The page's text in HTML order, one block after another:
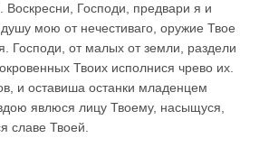
Воскресни, Господи, предвари я и
мою от нечестиваго, oружие Твое
Господи, от малых от земли, раздели
Твоих исполнися чрево их.
и оставиша останки младенцeм
явлюся лицу Твоему, насыщуся,
славе Твоей.